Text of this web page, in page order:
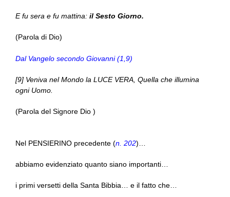
E fu sera e fu mattina: il Sesto Giorno.
(Parola di Dio)
Dal Vangelo secondo Giovanni (1,9)
[9] Veniva nel Mondo la LUCE VERA, Quella che illumina
ogni Uomo.
(Parola del Signore Dio )
Nel PENSIERINO precedente (n. 202)…
abbiamo evidenziato quanto siano importanti…
i primi versetti della Santa Bibbia… e il fatto che…